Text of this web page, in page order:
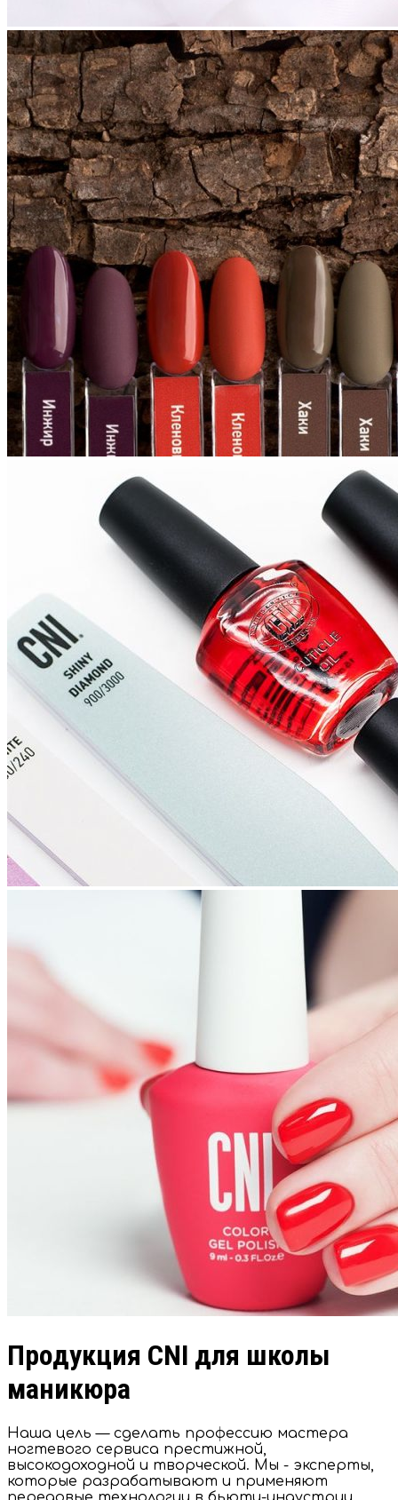
Продукция CNI для школы
маникюра
Наша цель — сделать профессию мастера
ногтевого сервиса престижной,
высокодоходной и творческой. Мы - эксперты,
которые разрабатывают и применяют